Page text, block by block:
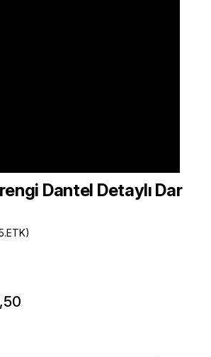
Dantel Detaylı Dar